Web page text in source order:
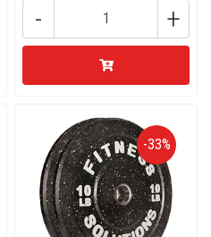
+
-
-33%